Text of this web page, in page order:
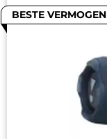
BESTE VERMOGEN